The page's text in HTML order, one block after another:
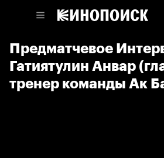
Предматчевое
Гатиятулин Анвар
тренер команды Ак